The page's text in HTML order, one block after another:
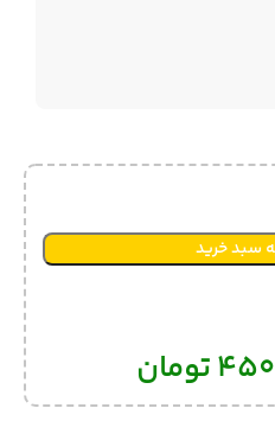
سبد خرید
تومان